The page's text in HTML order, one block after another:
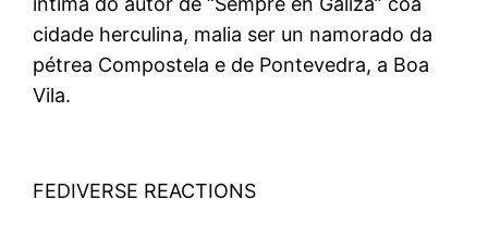
cidade herculina, malia ser un namorado da
pétrea Compostela e de Pontevedra, a Boa
Vila.
FEDIVERSE REACTIONS